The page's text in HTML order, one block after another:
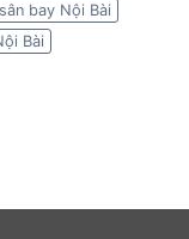
bay Nội Bài
Bài